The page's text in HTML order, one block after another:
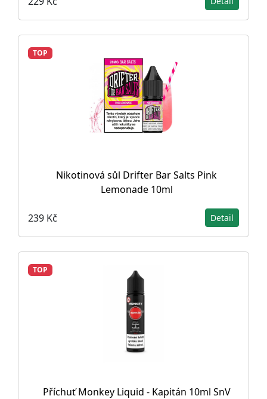
TOP
Nikotinová sůl Drifter Bar Salts Pink
Lemonade 10ml
239 Kč Detail
TOP
Příchuť Monkey Liquid - Kapitán 10ml SnV